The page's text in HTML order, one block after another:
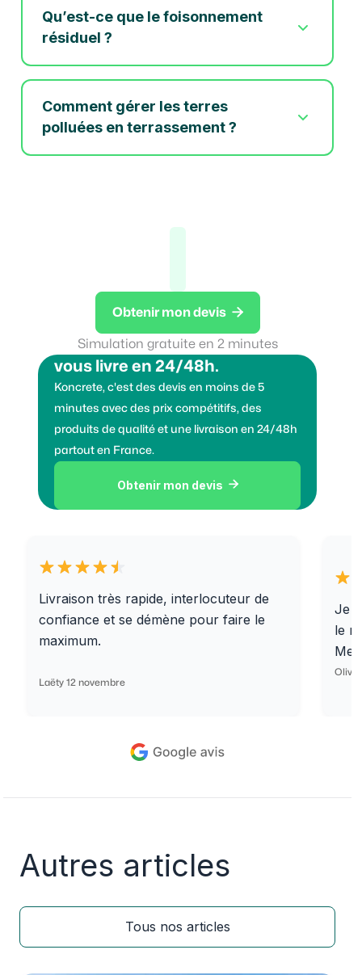
Qu’est-ce que le foisonnement
résiduel ?
Comment gérer les terres
polluées en terrassement ?
Obtenir mon devis 
Simulation gratuite en 2 minutes
Vous voulez des granulats on
vous livre en 24/48h.
Koncrete, c'est des devis en moins de 5
minutes avec des prix compétitifs, des
produits de qualité et une livraison en 24/48h
partout en France.
Obtenir mon devis 
Livraison très rapide, interlocuteur de
confiance et se démène pour faire le
maximum.
Laëty 12 novembre
Je
le
Autres articles
Tous nos articles